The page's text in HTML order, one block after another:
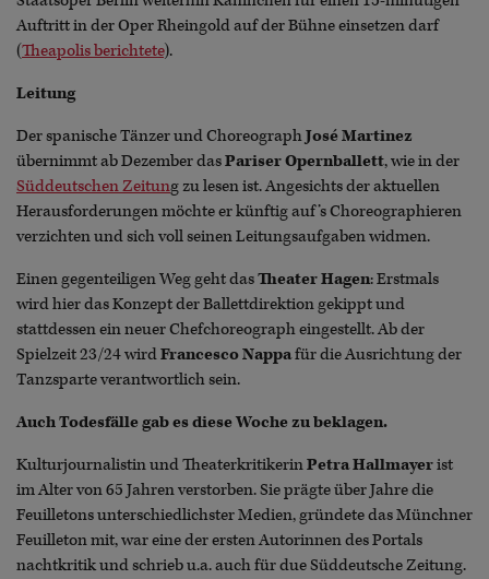
Auftritt in der Oper Rheingold auf der Bühne einsetzen darf
(Theapolis berichtete).
Leitung
Der spanische Tänzer und ChoreographJosé Martinez
übernimmt ab Dezember dasPariser Opernballett, wie in der
Süddeutschen Zeitung zu lesen ist. Angesichts der aktuellen
Herausforderungen möchte er künftig auf’s Choreographieren
verzichten und sich voll seinen Leitungsaufgaben widmen.
Einen gegenteiligen Weg geht dasTheater Hagen: Erstmals
wird hier das Konzept der Ballettdirektion gekippt und
stattdessen ein neuer Chefchoreograph eingestellt. Ab der
Spielzeit 23/24 wirdFrancesco Nappafür die Ausrichtung der
Tanzsparte verantwortlich sein.
Auch Todesfälle gab es diese Woche zu beklagen.
Kulturjournalistin und TheaterkritikerinPetra Hallmayerist
im Alter von 65 Jahren verstorben. Sie prägte über Jahre die
Feuilletons unterschiedlichster Medien, gründete das Münchner
Feuilleton mit, war eine der ersten Autorinnen des Portals
nachtkritik und schrieb u.a. auch für due Süddeutsche Zeitung.